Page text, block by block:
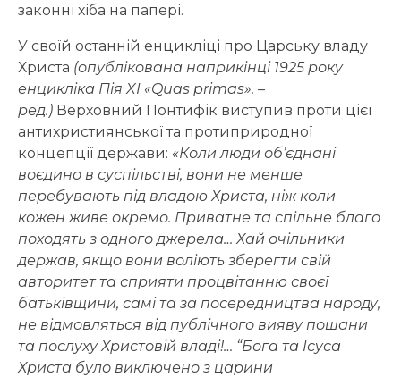
законні хіба на папері.
У своїй останній енцикліці про Царську владу
Христа (опублікована наприкінці 1925 року
енцикліка Пія XI «Quas primas». –
ред.) Верховний Понтифік виступив проти цієї
антихристиянської та протиприродної
концепції держави: «Коли люди об’єднані
воєдино в суспільстві, вони не менше
перебувають під владою Христа, ніж коли
кожен живе окремо. Приватне та спільне благо
походять з одного джерела… Хай очільники
держав, якщо вони воліють зберегти свій
авторитет та сприяти процвітанню своєї
батьківщини, самі та за посередництва народу,
не відмовляться від публічного вияву пошани
та послуху Христовій владі!… “Бога та Ісуса
Христа було виключено з царини